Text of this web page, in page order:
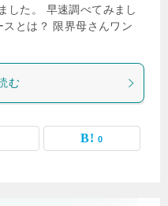
した。 早速調べてみまし
とは？ 限界母さんワン
む
0